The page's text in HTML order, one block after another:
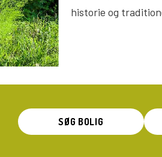
historie og
SØG BOLIG